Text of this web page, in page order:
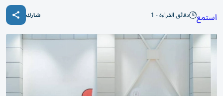
استمع دقائق القراءة - 1 شارك